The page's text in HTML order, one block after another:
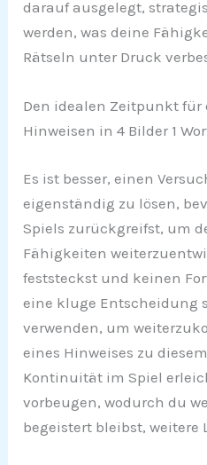
darauf ausgelegt,
werden, was deine
Rätseln unter Druck
Den idealen Zeitpunkt für
Hinweisen in 4 Bilder 1
Es ist besser, einen
eigenständig zu lösen,
Spiels zurückgreifst, um
Fähigkeiten
feststeckst und keinen
eine kluge Entscheidung
verwenden, um
eines Hinweises zu
Kontinuität im Spiel
vorbeugen, wodurch du
begeistert bleibst, weitere